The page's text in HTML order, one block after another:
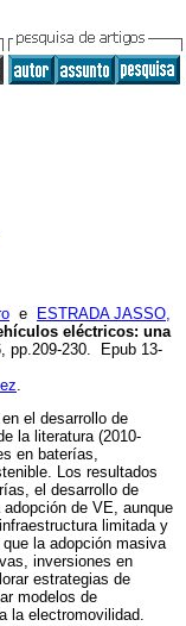
e
ESTRADA JASSO,
eléctricos: una
pp.209-230. Epub 13-
.
el desarrollo de
la literatura (2010-
en baterías,
Los resultados
el desarrollo de
de VE, aunque
limitada y
la adopción masiva
inversiones en
estrategias de
modelos de
la electromovilidad.